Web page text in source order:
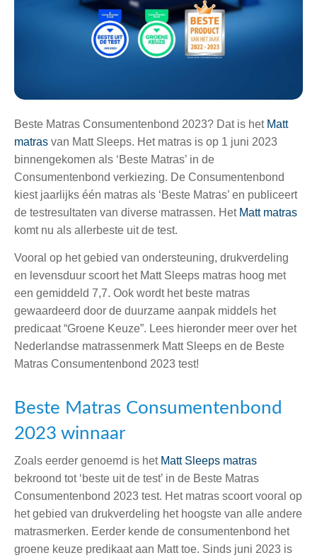
Beste Matras Consumentenbond 2023? Dat is het Matt
matras van Matt Sleeps. Het matras is op 1 juni 2023
binnengekomen als ‘Beste Matras’ in de
Consumentenbond verkiezing. De Consumentenbond
kiest jaarlijks één matras als ‘Beste Matras’ en publiceert
de testresultaten van diverse matrassen. Het Matt matras
komt nu als allerbeste uit de test.
Vooral op het gebied van ondersteuning, drukverdeling
en levensduur scoort het Matt Sleeps matras hoog met
een gemiddeld 7,7. Ook wordt het beste matras
gewaardeerd door de duurzame aanpak middels het
predicaat “Groene Keuze”. Lees hieronder meer over het
Nederlandse matrassenmerk Matt Sleeps en de Beste
Matras Consumentenbond 2023 test!
Beste Matras Consumentenbond
2023 winnaar
Zoals eerder genoemd is het Matt Sleeps matras
bekroond tot ‘beste uit de test’ in de Beste Matras
Consumentenbond 2023 test. Het matras scoort vooral op
het gebied van drukverdeling het hoogste van alle andere
matrasmerken. Eerder kende de consumentenbond het
groene keuze predikaat aan Matt toe. Sinds juni 2023 is